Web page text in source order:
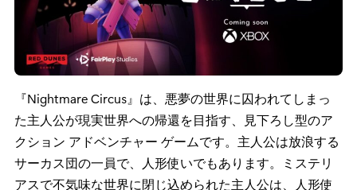
Nightmare Circus
Xbox Play Anywhere